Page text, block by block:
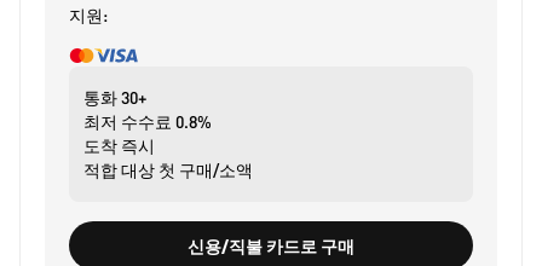
지원:
통화30+
최저 수수료 0.8%
도착 즉시
적합 대상 첫 구매/소액
신용/직불 카드로 구매